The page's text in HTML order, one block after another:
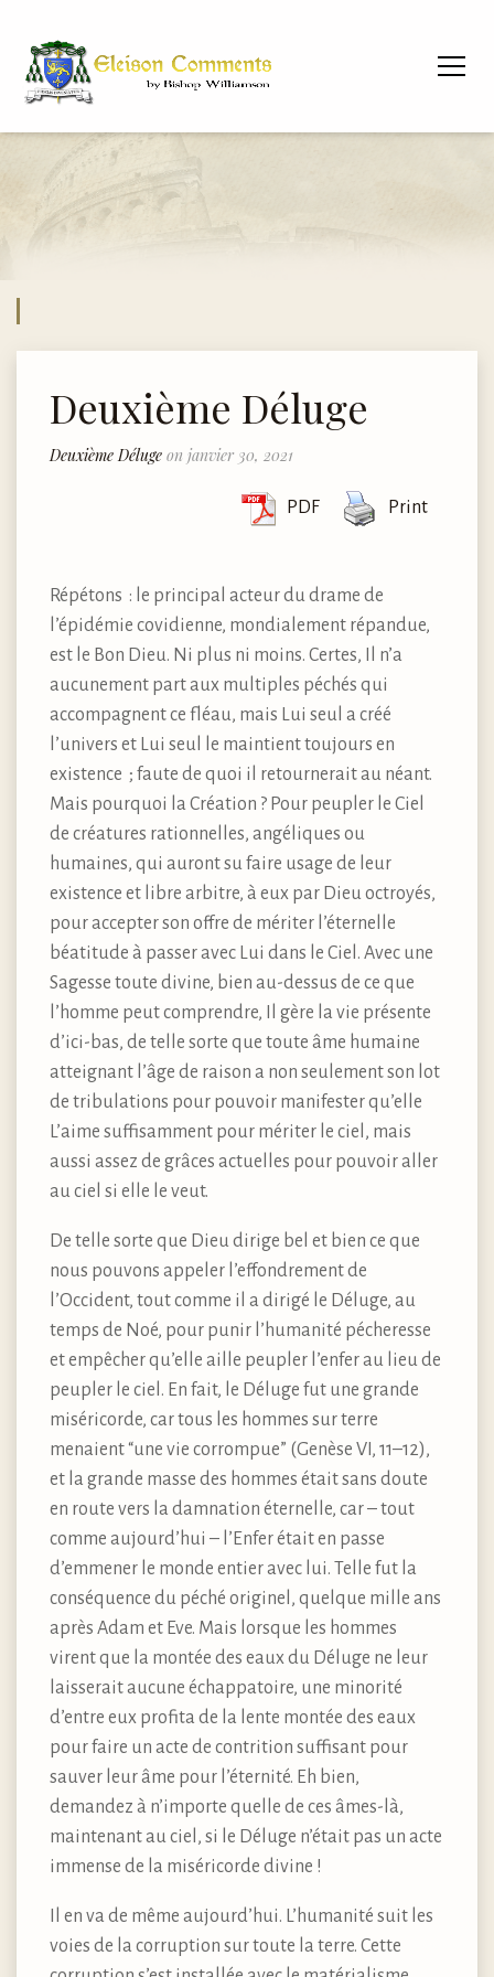
Deuxième Déluge
Deuxième Déluge on janvier 30, 2021
PDF Print
Répétons : le principal acteur du drame de
l’épidémie covidienne, mondialement répandue,
est le Bon Dieu. Ni plus ni moins. Certes, Il n’a
aucunement part aux multiples péchés qui
accompagnent ce fléau, mais Lui seul a créé
l’univers et Lui seul le maintient toujours en
existence ; faute de quoi il retournerait au néant.
Mais pourquoi la Création ? Pour peupler le Ciel
de créatures rationnelles, angéliques ou
humaines, qui auront su faire usage de leur
existence et libre arbitre, à eux par Dieu octroyés,
pour accepter son offre de mériter l’éternelle
béatitude à passer avec Lui dans le Ciel. Avec une
Sagesse toute divine, bien au-dessus de ce que
l’homme peut comprendre, Il gère la vie présente
d’ici-bas, de telle sorte que toute âme humaine
atteignant l’âge de raison a non seulement son lot
de tribulations pour pouvoir manifester qu’elle
L’aime suffisamment pour mériter le ciel, mais
aussi assez de grâces actuelles pour pouvoir aller
au ciel si elle le veut.
De telle sorte que Dieu dirige bel et bien ce que
nous pouvons appeler l’effondrement de
l’Occident, tout comme il a dirigé le Déluge, au
temps de Noé, pour punir l’humanité pécheresse
et empêcher qu’elle aille peupler l’enfer au lieu de
peupler le ciel. En fait, le Déluge fut une grande
miséricorde, car tous les hommes sur terre
menaient “une vie corrompue” (Genèse VI, 11–12),
et la grande masse des hommes était sans doute
en route vers la damnation éternelle, car – tout
comme aujourd’hui – l’Enfer était en passe
d’emmener le monde entier avec lui. Telle fut la
conséquence du péché originel, quelque mille ans
après Adam et Eve. Mais lorsque les hommes
virent que la montée des eaux du Déluge ne leur
laisserait aucune échappatoire, une minorité
d’entre eux profita de la lente montée des eaux
pour faire un acte de contrition suffisant pour
sauver leur âme pour l’éternité. Eh bien,
demandez à n’importe quelle de ces âmes-là,
maintenant au ciel, si le Déluge n’était pas un acte
immense de la miséricorde divine !
Il en va de même aujourd’hui. L’humanité suit les
voies de la corruption sur toute la terre. Cette